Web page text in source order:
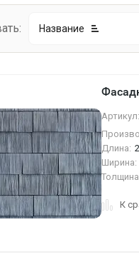
Название
Артикул:
Длина:
Ширина:
К